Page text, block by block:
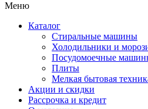
Меню
Каталог
Стиральные машины
Холодильники и
Посудомоечные
Плиты
Мелкая бытовая
Акции и скидки
Рассрочка и кредит